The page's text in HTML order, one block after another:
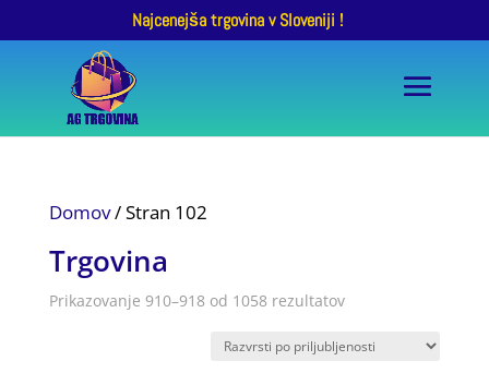
Najcenejša trgovina v Sloveniji !
Domov/ Stran 102
Trgovina
Prikazovanje 910–918 od 1058 rezultatovRazvrščeno